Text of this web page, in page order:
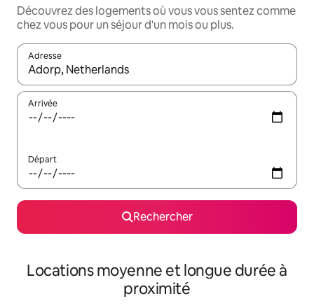
Découvrez des logements où vous vous sentez comme
chez vous pour un séjour d'un mois ou plus.
Adresse
Lorsque les résultats s'affichent, utilisez les flèches vers le
Arrivée
Départ
Rechercher
Locations moyenne et longue durée à
proximité